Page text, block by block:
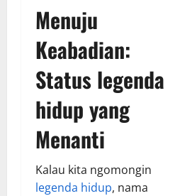
Menuju
Keabadian:
Status legenda
hidup yang
Menanti
Kalau kita ngomongin
legenda hidup, nama